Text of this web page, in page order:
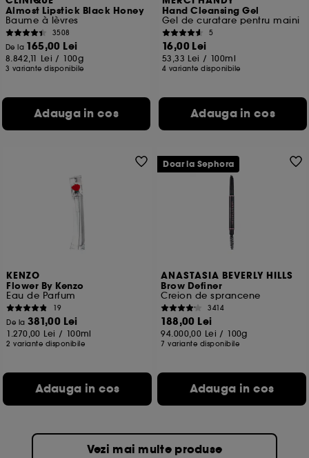
Almost Lipstick Black Honey
Baume à lèvres
3508
De la 165,00 Lei
8.842,11 Lei / 100g
3 variante disponibile
Adauga in cos
Hand Cleansing Gel
Gel de curatare pentru maini
5
16,00 Lei
53,33 Lei / 100ml
4 variante disponibile
Adauga in cos
KENZO
Flower By Kenzo
Eau de Parfum
19
De la 381,00 Lei
1.270,00 Lei / 100ml
2 variante disponibile
Adauga in cos
ANASTASIA BEVERLY HILLS
Brow Definer
Creion de sprancene
3414
188,00 Lei
94.000,00 Lei / 100g
7 variante disponibile
Adauga in cos
Doar la Sephora
Vezi mai multe produse
Cu exceptia cookie-urilor tehnice, plasarea si citirea
celorlalte necesita acordul tau. Poti sa iti personalizezi
alegerile privind plasarea acestor cookies folosind
optiunea "Schimba preferintele" de mai jos, sau poti
apasa butonul de "Accepta toate" sau "Respinge
Daca doresti mai multe informatii despre cookie-urile
folosite, click aici .